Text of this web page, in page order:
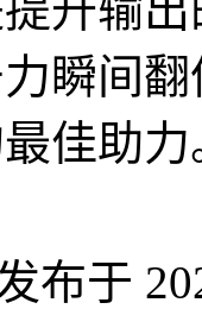
瞬间
佳助力
布于